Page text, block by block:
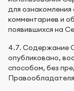
для
комментариев и
появившихся на
4.7. Содержание
опубликовано,
способом, без